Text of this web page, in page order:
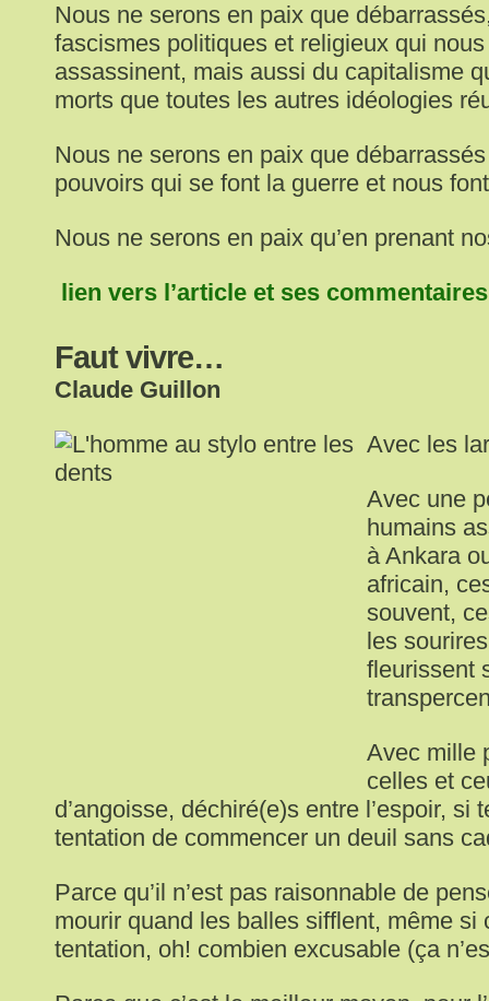
Nous ne serons en paix que
fascismes politiques et religieux qui
assassinent, mais aussi du capitalisme
morts que toutes les autres idéologies
Nous ne serons en paix que
pouvoirs qui se font la guerre et nous
Nous ne serons en paix qu’en prenant
lien vers l’article et ses commentaires
Faut vivre…
Claude Guillon
Avec les
Avec une
humains
à Ankara
africain,
souvent,
les
fleurissent
Avec mille
celles et
d’angoisse, déchiré(e)s entre l’espoir, si
tentation de commencer un deuil sans
Parce qu’il n’est pas raisonnable de
mourir quand les balles sifflent, même si
tentation, oh! combien excusable (ça